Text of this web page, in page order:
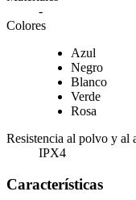
-
Colores
Azul
Negro
Blanco
Verde
Rosa
Resistencia al polvo y al
IPX4
Características